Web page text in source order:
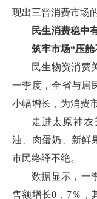
现出三晋消费市场
民生消费稳中
筑牢市场“压舱
民生物资消费
一季度，全省与居
小幅增长，为消费
走进太原神
油、肉蛋奶、新鲜
市民络绎不绝。
数据显示，一
售额增长0．7％，